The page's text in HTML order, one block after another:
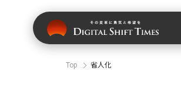
Top 省人化